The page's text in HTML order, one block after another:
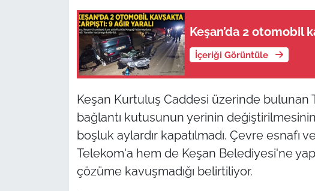
Keşan’da 2 otomobil
İçeriği Görüntüle
Keşan Kurtuluş Caddesi üzerinde bulunan
bağlantı kutusunun yerinin
boşluk aylardır kapatılmadı. Çevre esnafı
Telekom'a hem de Keşan Belediyesi'ne
çözüme kavuşmadığı belirtiliyor.
Flaş Haber
Dış Haberler